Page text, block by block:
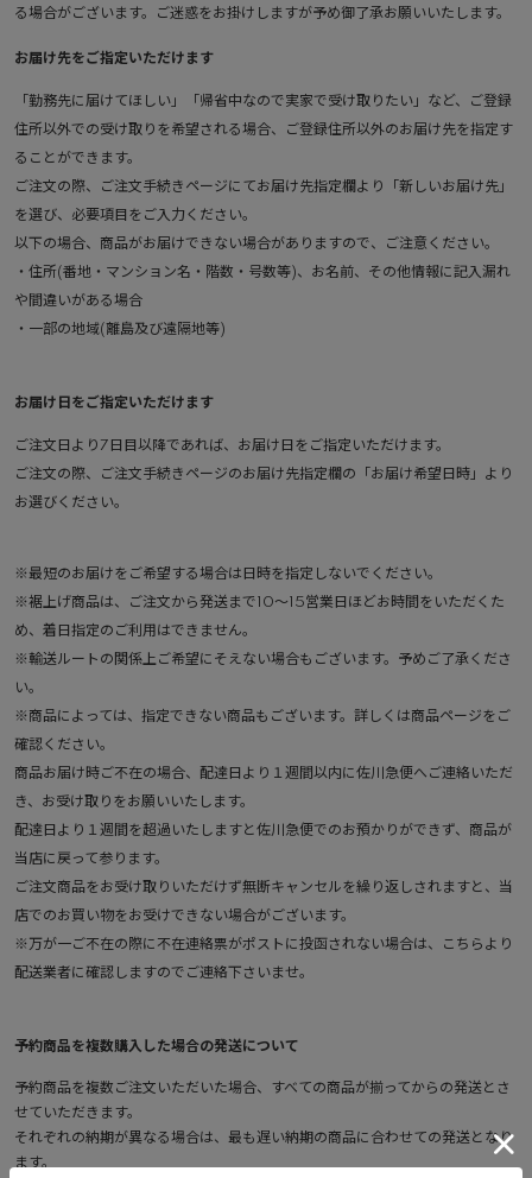
る場合がございます。ご迷惑をお掛けしますが予め御了承お願いいたします。
お届け先をご指定いただけます
「勤務先に届けてほしい」「帰省中なので実家で受け取りたい」など、ご登録
住所以外での受け取りを希望される場合、ご登録住所以外のお届け先を指定す
ることができます。
ご注文の際、ご注文手続きページにてお届け先指定欄より「新しいお届け先」
を選び、必要項目をご入力ください。
以下の場合、商品がお届けできない場合がありますので、ご注意ください。
・住所(番地・マンション名・階数・号数等)、お名前、その他情報に記入漏れ
や間違いがある場合
・一部の地域(離島及び遠隔地等)
お届け日をご指定いただけます
ご注文日より7日目以降であれば、お届け日をご指定いただけます。
ご注文の際、ご注文手続きページのお届け先指定欄の「お届け希望日時」より
お選びください。
※最短のお届けをご希望する場合は日時を指定しないでください。
※裾上げ商品は、ご注文から発送まで10～15営業日ほどお時間をいただくた
め、着日指定のご利用はできません。
※輸送ルートの関係上ご希望にそえない場合もございます。予めご了承くださ
い。
※商品によっては、指定できない商品もございます。詳しくは商品ページをご
確認ください。
商品お届け時ご不在の場合、配達日より１週間以内に佐川急便へご連絡いただ
き、お受け取りをお願いいたします。
配達日より１週間を超過いたしますと佐川急便でのお預かりができず、商品が
当店に戻って参ります。
ご注文商品をお受け取りいただけず無断キャンセルを繰り返しされますと、当
店でのお買い物をお受けできない場合がございます。
※万が一ご不在の際に不在連絡票がポストに投函されない場合は、こちらより
配送業者に確認しますのでご連絡下さいませ。
予約商品を複数購入した場合の発送について
予約商品を複数ご注文いただいた場合、すべての商品が揃ってからの発送とさ
せていただきます。
それぞれの納期が異なる場合は、最も遅い納期の商品に合わせての発送となり
ます。